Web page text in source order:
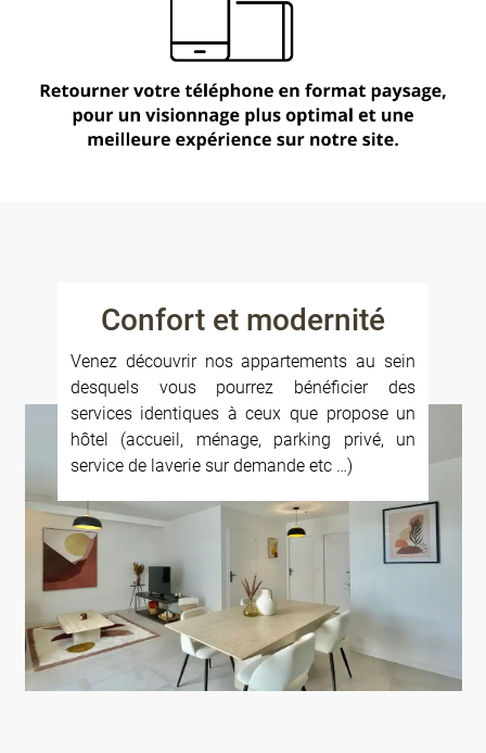
Confort et modernité
Venez découvrir nos appartements au sein
desquels vous pourrez bénéficier des
services identiques à ceux que propose un
hôtel (accueil, ménage, parking privé, un
service de laverie sur demande etc …)